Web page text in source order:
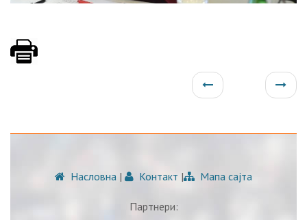
Насловна | Контакт | Мапа сајта
Партнери: